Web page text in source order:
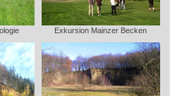
Exkursion Mainzer Becken